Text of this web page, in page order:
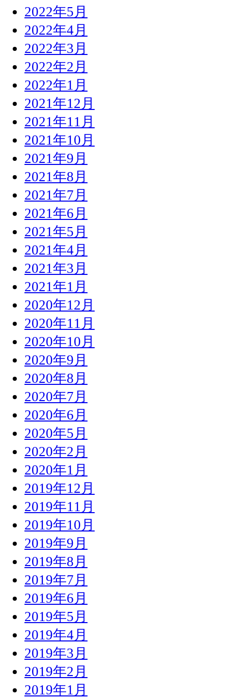
2022年5月
2022年4月
2022年3月
2022年2月
2022年1月
2021年12月
2021年11月
2021年10月
2021年9月
2021年8月
2021年7月
2021年6月
2021年5月
2021年4月
2021年3月
2021年1月
2020年12月
2020年11月
2020年10月
2020年9月
2020年8月
2020年7月
2020年6月
2020年5月
2020年2月
2020年1月
2019年12月
2019年11月
2019年10月
2019年9月
2019年8月
2019年7月
2019年6月
2019年5月
2019年4月
2019年3月
2019年2月
2019年1月